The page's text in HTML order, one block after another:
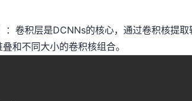
：卷积层是DCNNs的核心，通过卷积核提
和不同大小的卷积核组合。